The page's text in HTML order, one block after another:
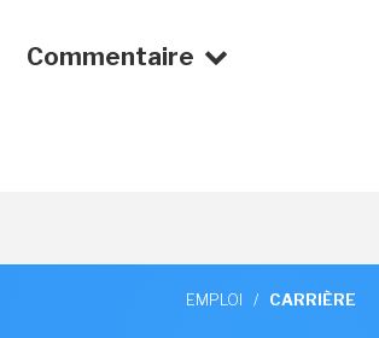
Commentaire
EMPLOI / CARRIÈRE